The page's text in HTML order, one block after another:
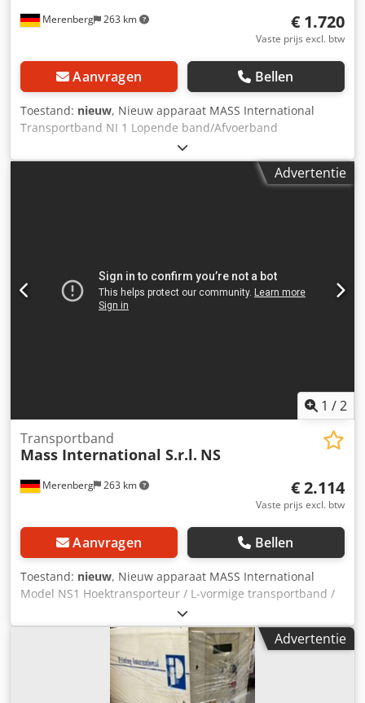
Merenberg 263 km € 1.720
Vaste prijs excl. btw
Aanvragen Bellen
Toestand: nieuw, Nieuw apparaat MASS International
Transportband NI 1 Lopende band/Afvoerband
Hoekverstelbaar transportband met trechter in het
invoergedeelte Op korte termijn leverbaar Voorbeeld: NI 1
Lengte: 1500 mm Nuttige breedte: 250 mm Buitenbreedte:
klantwens FDA-conforme band Aangepaste bandsnelheid
etc. Djdpfoh Nyp Usx Ai Nsck
Advertentie
1 /2
Merenberg 263 km
Transportband
Mass International S.r.l. NS
€ 2.114
Vaste prijs excl. btw
Aanvragen Bellen
Toestand: nieuw, Nieuw apparaat MASS International
Model NS1 Hoektransporteur / L-vormige transportband /
Lopende band Direct leverbaar Verstelbare
hoektransporteur NS1 met opvangplaten in het
invoergedeelte Voorbeeld zoals afgebeeld: Invoergedeelte
600 mm Stijggedeelte 1300 mm Werkbreedte 250 mm
Buitenbreedte 305 mm (zonder motor) Hoogte-instelbare
afgiftehoogte 750 – 1050 mm Instelbare hoek tussen
Advertentie